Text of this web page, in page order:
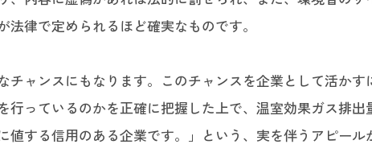
律で定められるほど確実なものです。
チャンスにもなります。このチャンスを企業として活か
行っているのかを正確に把握した上で、温室効果ガス排
する信用のある企業です。」という、実を伴うアピール